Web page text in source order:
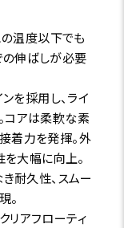
温度以下でも
の伸ばしが必要
を採用し、ライ
コアは柔軟な素
着力を発揮。外
大幅に向上。
耐久性、スムー
。
リアフローティ